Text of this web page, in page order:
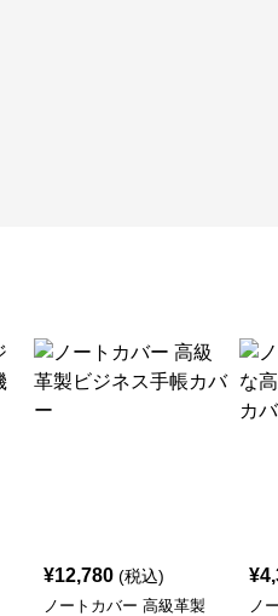
¥12,780 (税込)
ノートカバー 高級革製
¥
ノ